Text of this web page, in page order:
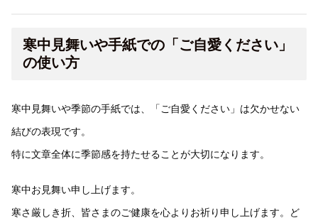
寒中見舞いや手紙での「ご自愛ください」
の使い方
寒中見舞いや季節の手紙では、「ご自愛ください」は欠かせない
結びの表現です。
特に文章全体に季節感を持たせることが大切になります。
寒中お見舞い申し上げます。
寒さ厳しき折、皆さまのご健康を心よりお祈り申し上げます。ど